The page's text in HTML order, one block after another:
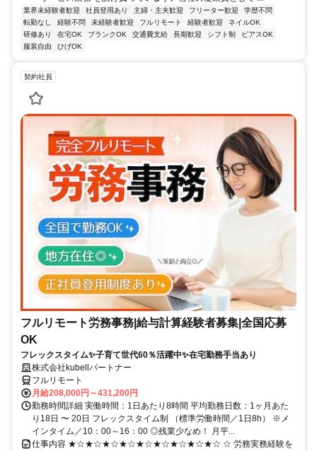
業界未経験者歓迎 社員登用あり 主婦・主夫歓迎 フリーター歓迎
学歴不問
転勤なし
経験不問 未経験者歓迎 フルリモート 経験者歓迎
ネイルOK
研修あり
在宅OK ブランクOK 交通費支給 長期歓迎 シフト制
ピアスOK
服装自由
ひげOK
契約社員
フルリモート労務事務|給与計算経験者募集|全国応募
OK
フレックスタイム✨子育て世代60％活躍中✨在宅勤務手当あり
株式会社kubellパートナー
フルリモート
月給208,000円～431,200円
勤務時間詳細 実働時間：1日あたり8時間 平均勤務日数：1ヶ月あた
り18日 〜 20日 フレックスタイム制 （標準労働時間／1日8h） ※メ
インタイム／10：00～16：00 ◎残業少なめ！ 月平...
仕事内容 ★☆★☆★☆★☆★☆★☆★☆★☆★☆ ☆ 労務実務経験を